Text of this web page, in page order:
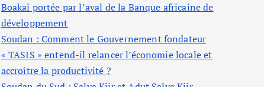
Boakai portée par l’aval de la Banque africaine de
développement
Soudan : Comment le Gouvernement fondateur
« TASIS » entend-il relancer l’économie locale et
accroître la productivité ?